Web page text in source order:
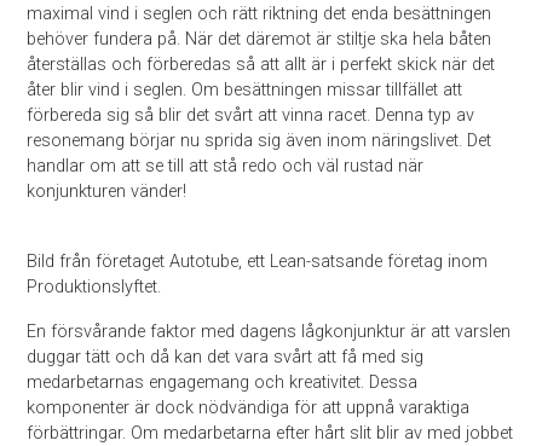
maximal vind i seglen och rätt riktning det enda besättningen
behöver fundera på. När det däremot är stiltje ska hela båten
återställas och förberedas så att allt är i perfekt skick när det
åter blir vind i seglen. Om besättningen missar tillfället att
förbereda sig så blir det svårt att vinna racet. Denna typ av
resonemang börjar nu sprida sig även inom näringslivet. Det
handlar om att se till att stå redo och väl rustad när
konjunkturen vänder!
Bild från företaget Autotube, ett Lean-satsande företag inom
Produktionslyftet.
En försvårande faktor med dagens lågkonjunktur är att varslen
duggar tätt och då kan det vara svårt att få med sig
medarbetarnas engagemang och kreativitet. Dessa
komponenter är dock nödvändiga för att uppnå varaktiga
förbättringar. Om medarbetarna efter hårt slit blir av med jobbet